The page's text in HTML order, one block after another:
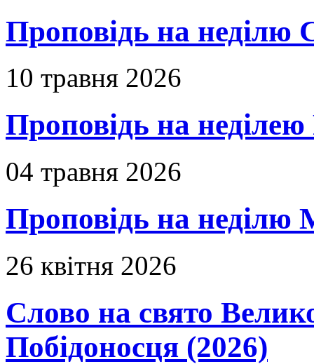
Проповідь на неділю
10 травня 2026
Проповідь на неділею
04 травня 2026
Проповідь на неділю
26 квітня 2026
Слово на свято
Побідоносця (2026)